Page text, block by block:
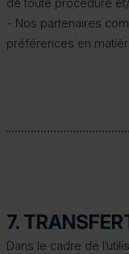
de toute procédure
- Nos partenaires
préférences en
7.
Dans le cadre de